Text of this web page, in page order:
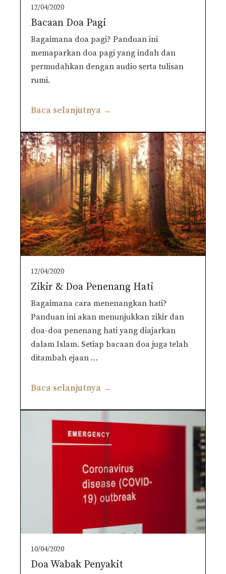
12/04/2020
Bacaan Doa Pagi
Bagaimana doa pagi? Panduan ini
memaparkan doa pagi yang indah dan
permudahkan dengan audio serta tulisan
rumi.
Baca selanjutnya →
12/04/2020
Zikir & Doa Penenang Hati
Bagaimana cara menenangkan hati?
Panduan ini akan menunjukkan zikir dan
doa-doa penenang hati yang diajarkan
dalam Islam. Setiap bacaan doa juga telah
ditambah ejaan …
Baca selanjutnya →
10/04/2020
Doa Wabak Penyakit